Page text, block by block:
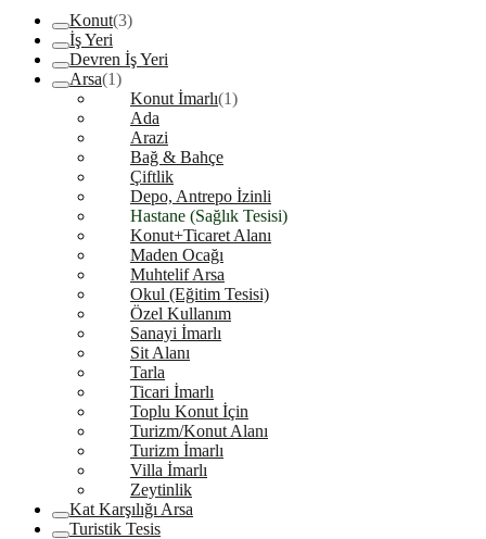
Konut(3)
İş Yeri
Devren İş Yeri
Arsa(1)
Konut İmarlı(1)
Ada
Arazi
Bağ & Bahçe
Çiftlik
Depo, Antrepo İzinli
Hastane (Sağlık Tesisi)
Konut+Ticaret Alanı
Maden Ocağı
Muhtelif Arsa
Okul (Eğitim Tesisi)
Özel Kullanım
Sanayi İmarlı
Sit Alanı
Tarla
Ticari İmarlı
Toplu Konut İçin
Turizm/Konut Alanı
Turizm İmarlı
Villa İmarlı
Zeytinlik
Kat Karşılığı Arsa
Turistik Tesis